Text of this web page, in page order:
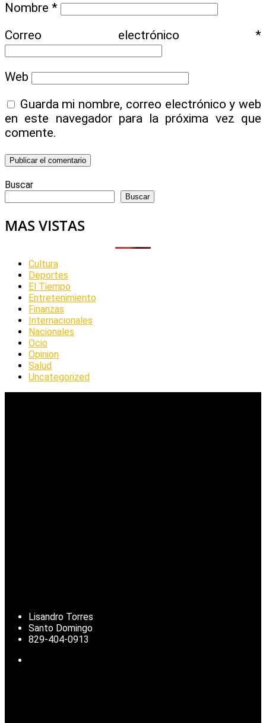
Nombre *
Correo electrónico *
Web
Guarda mi nombre, correo electrónico y web
en este navegador para la próxima vez que
comente.
Buscar
Buscar
MAS VISTAS
Cultura
Deportes
El Tiempo
Entretenimiento
Finanzas
Internacionales
Nacionales
Ocio
Opinion
Salud
Uncategorized
Lisandro Torres
Santo Domingo
829-404-0913